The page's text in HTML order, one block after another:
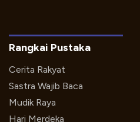
Rangkai Pustaka
Cerita Rakyat
Sastra Wajib Baca
Mudik Raya
Hari Merdeka